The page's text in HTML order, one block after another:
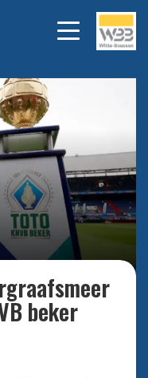
Bekijk alle foto's
beker